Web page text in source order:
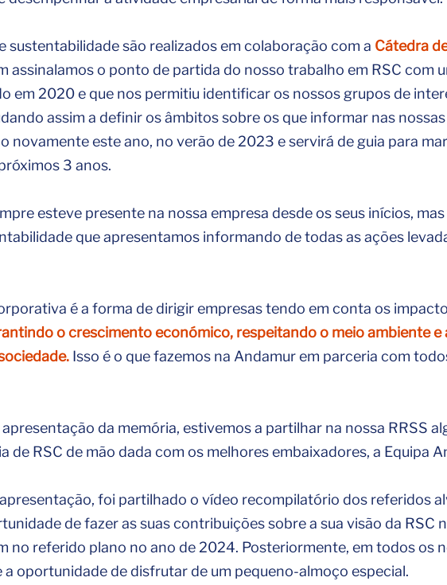
sustentabilidade são realizados em colaboração com a Cátedra
assinalamos o ponto de partida do nosso trabalho em RSC com
em 2020 e que nos permitiu identificar os nossos grupos de
assim a definir os âmbitos sobre os que informar nas
novamente este ano, no verão de 2023 e servirá de guia para
3 anos.
esteve presente na nossa empresa desde os seus inícios,
que apresentamos informando de todas as ações
é a forma de dirigir empresas tendo em conta os
o crescimento económico, respeitando o meio ambiente e
Isso é o que fazemos na Andamur em parceria com
da memória, estivemos a partilhar na nossa RRSS
de RSC de mão dada com os melhores embaixadores, a Equipa
foi partilhado o vídeo recompilatório dos referidos
de fazer as suas contribuições sobre a sua visão da RSC
no referido plano no ano de 2024. Posteriormente, em todos os
oportunidade de disfrutar de um pequeno-almoço especial.